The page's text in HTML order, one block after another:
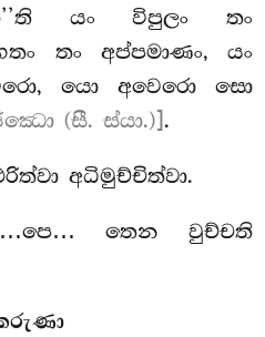
යං විපුලං තං
තං අප්පමාණං, යං
යො අවෙරො සො
(සී. ස්යා.)].
අධිමුච්චිත්වා.
තෙන වුච්චති